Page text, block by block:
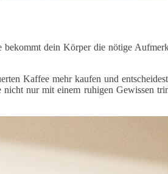
dein Körper die nötige
Kaffee mehr kaufen und
nur mit einem ruhigen Gewissen